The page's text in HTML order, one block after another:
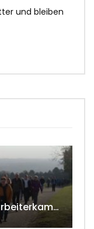
und bleiben
Wandertag der NÖ-Landarbeiterkammer in Hollabrunn 2024